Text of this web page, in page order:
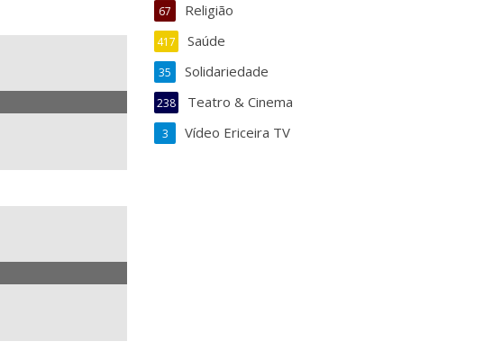
Religião
67
Saúde
417
Solidariedade
35
Teatro & Cinema
238
Vídeo Ericeira TV
3